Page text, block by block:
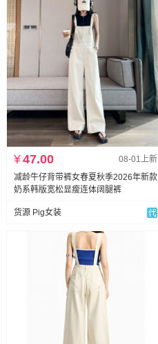
08-01上新
¥47.00
减龄牛仔背带裤女春夏秋季2026年新款
奶系韩版宽松显瘦连体阔腿裤
货源 Pig女装